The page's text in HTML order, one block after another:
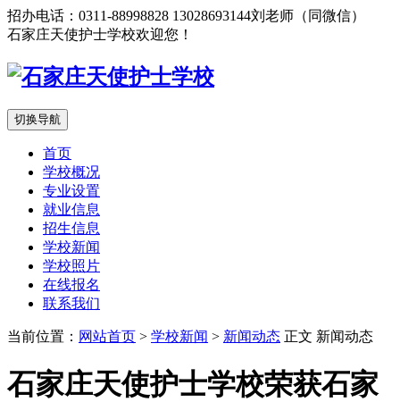
招办电话：0311-88998828 13028693144刘老师（同微信）
石家庄天使护士学校欢迎您！
切换导航
首页
学校概况
专业设置
就业信息
招生信息
学校新闻
学校照片
在线报名
联系我们
当前位置： 网站首页 > 学校新闻 > 新闻动态 正文 新闻动态
石家庄天使护士学校荣获石家